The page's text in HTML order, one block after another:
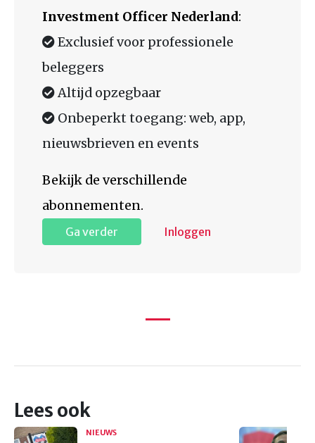
Investment Officer Nederland:
Exclusief voor professionele
beleggers
Altijd opzegbaar
Onbeperkt toegang: web, app,
nieuwsbrieven en events
Bekijk de verschillende
abonnementen.
Ga verder Inloggen
Lees ook
NIEUWS